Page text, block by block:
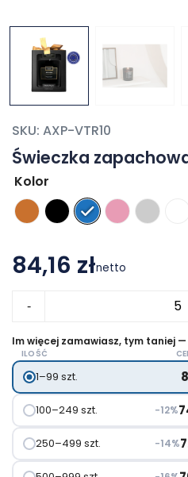
Świeczka zapachowa
SKU: AXP-VTR10
Kolor
84,16 złnetto
-
zapachowa
TREATMENTS
Im więcej zamawiasz, tym taniej
ILOŚĆ
1–99 szt.
100–249 szt. −12%
250–499 szt. −14%